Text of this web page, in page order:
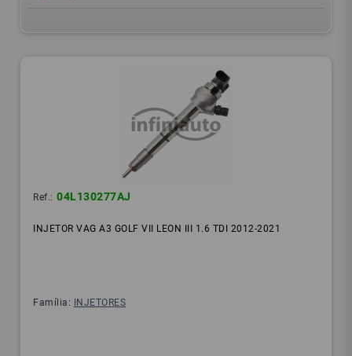
Ref.: 04L130277AJ
INJETOR VAG A3 GOLF VII LEON III 1.6 TDI 2012-2021
Família: INJETORES